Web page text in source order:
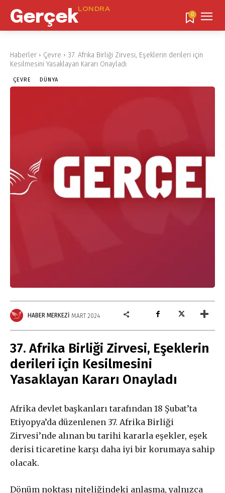
GerçekLONDRA
0
Haberler Çevre
37. Afrika Birliği Zirvesi, Eşeklerin derileri için
Kesilmesini Yasaklayan Kararı Onayladı
ÇEVRE DÜNYA
HABER MERKEZI MART 2024
37. Afrika Birliği Zirvesi, Eşeklerin
derileri için Kesilmesini
Yasaklayan Kararı Onayladı
Afrika devlet başkanları tarafından 18 Şubat’ta
Etiyopya’da düzenlenen 37. Afrika Birliği
Zirvesi’nde alınan bu tarihi kararla eşekler, eşek
derisi ticaretine karşı daha iyi bir korumaya sahip
olacak.
Dönüm noktası niteliğindeki anlaşma, yalnızca